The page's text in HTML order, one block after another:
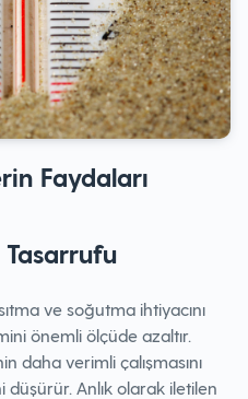
Faydaları
ve soğutma ihtiyacını
önemli ölçüde azaltır.
daha verimli çalışmasını
Anlık olarak iletilen